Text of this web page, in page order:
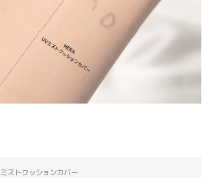
ストクッションカバー